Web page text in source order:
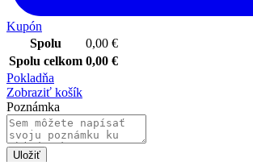
Kupón
Spolu
0,00 €
Spolu celkom 0,00 €
Pokladňa
Zobraziť košík
Poznámka
Uložiť